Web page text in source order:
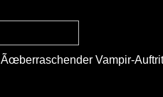
Ãœberraschender Vampir-